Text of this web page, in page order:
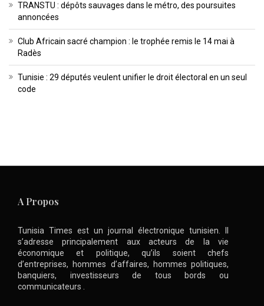
TRANSTU : dépôts sauvages dans le métro, des poursuites
annoncées
Club Africain sacré champion : le trophée remis le 14 mai à
Radès
Tunisie : 29 députés veulent unifier le droit électoral en un seul
code
A Propos
Tunisia Times est un journal électronique tunisien. Il
s’adresse principalement aux acteurs de la vie
économique et politique, qu’ils soient chefs
d’entreprises, hommes d’affaires, hommes politiques,
banquiers, investisseurs de tous bords ou
communicateurs .